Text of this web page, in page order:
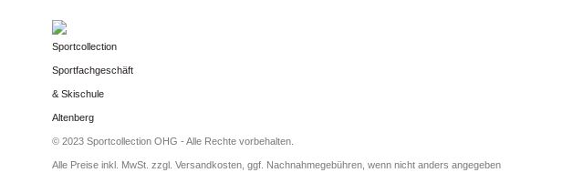
© 2023 Sportcollection OHG - Alle Rechte vorbehalten.
Alle Preise inkl. MwSt. zzgl. Versandkosten, ggf. Nachnahmegebühren, wenn nicht anders angegeben